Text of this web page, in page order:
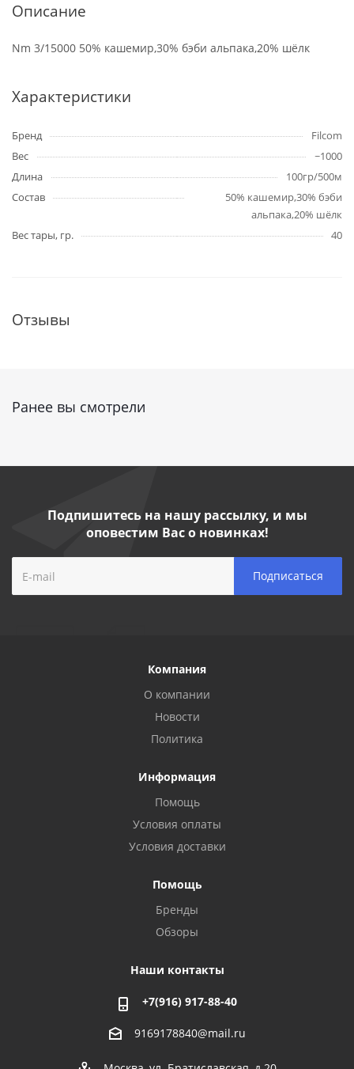
Описание
Nm 3/15000 50% кашемир,30% бэби альпака,20% шёлк
Характеристики
Бренд
Filcom
Вес
~1000
Длина
100гр/500м
Состав
50% кашемир,30% бэби
альпака,20% шёлк
Вес тары, гр.
40
Отзывы
Ранее вы смотрели
Подпишитесь на нашу рассылку, и мы
оповестим Вас о новинках!
Компания
О компании
Новости
Политика
Информация
Помощь
Условия оплаты
Условия доставки
Помощь
Бренды
Обзоры
Наши контакты
+7(916) 917-88-40
9169178840@mail.ru